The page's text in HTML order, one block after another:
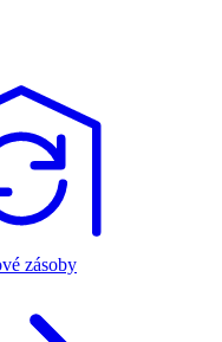
zásoby